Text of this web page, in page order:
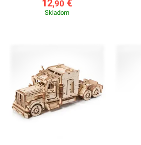
12,90 €
Skladom